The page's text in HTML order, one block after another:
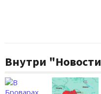
Внутри